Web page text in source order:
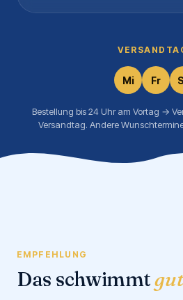
Mi Fr
Bestellung bis 24 Uhr am Vortag →
Versandtag. Andere
EMPFEHLUNG
Das schwimmt